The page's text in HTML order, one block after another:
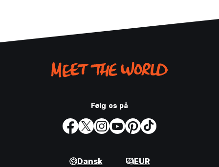
Følg os på
Dansk EUR